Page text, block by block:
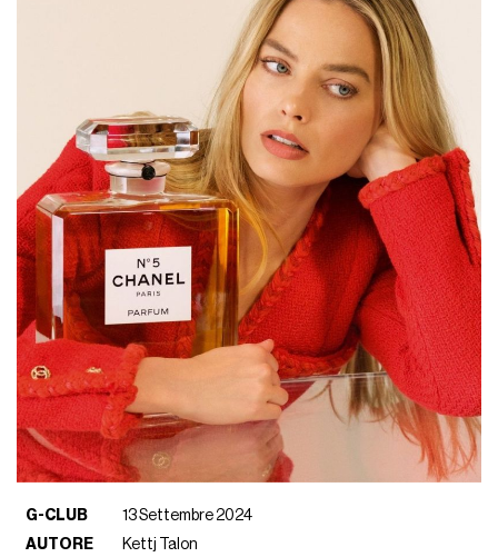
G-CLUB
13 Settembre 2024
AUTORE
Kettj Talon